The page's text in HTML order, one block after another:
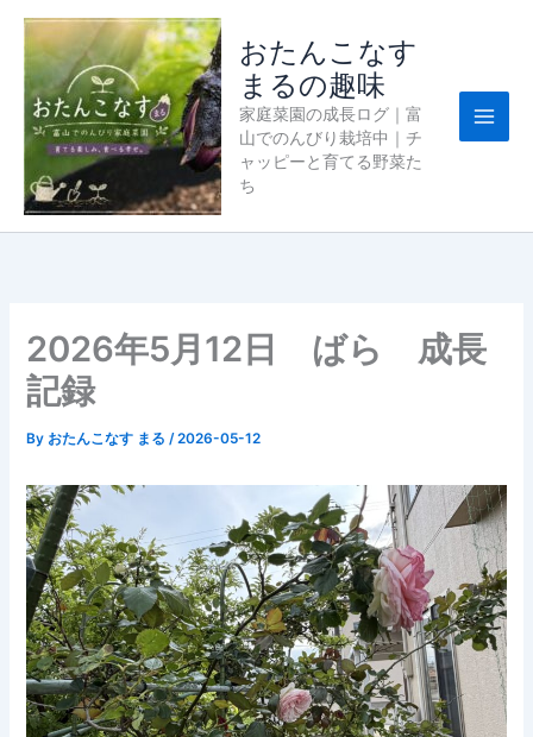
おたんこなす
まるの趣味
家庭菜園の成長ログ｜富
山でのんびり栽培中｜チ
ャッピーと育てる野菜た
ち
2026年5月12日 ばら 成長
記録
By おたんこなす まる/2026-05-12